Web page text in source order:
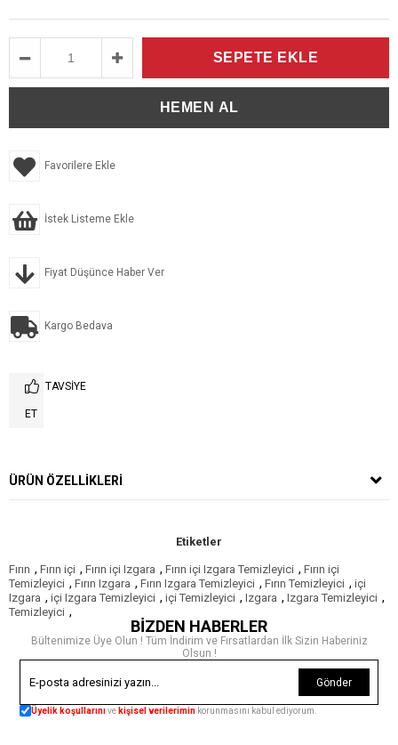
Favorilere Ekle
İstek Listeme Ekle
Fiyat Düşünce Haber Ver
Kargo Bedava
TAVSIYE
ET
ÜRÜN ÖZELLIKLERI
Etiketler
Fırın , Fırın içi , Fırın içi Izgara , Fırın içi Izgara Temizleyici , Fırın içi
Temizleyici , Fırın Izgara , Fırın Izgara Temizleyici , Fırın Temizleyici , içi
Izgara , içi Izgara Temizleyici , içi Temizleyici , Izgara , Izgara Temizleyici ,
Temizleyici ,
BİZDEN HABERLER
Bültenimize Üye Olun ! Tüm İndirim ve Fırsatlardan İlk Sizin Haberiniz
Olsun !
Gönder
Üyelik koşullarınıve kişisel verilerimin korunmasını kabul ediyorum.